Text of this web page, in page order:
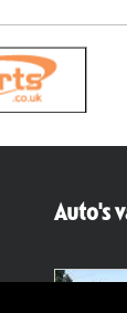
Auto's